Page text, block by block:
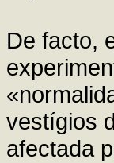
De facto,
vestígios
afectada